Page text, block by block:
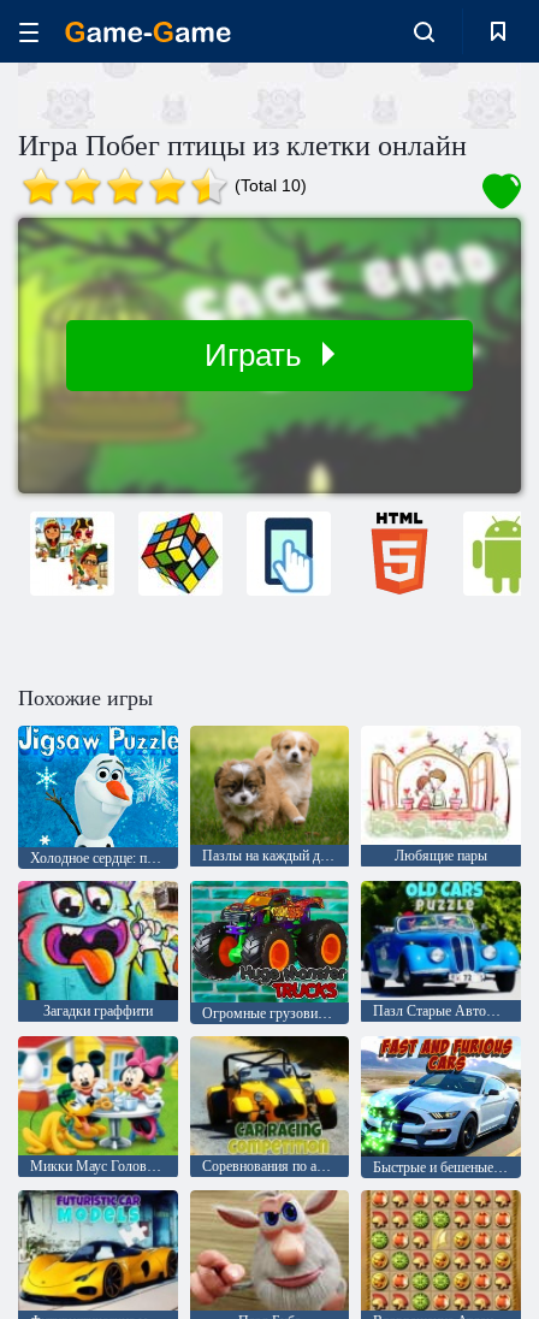
Игра Побег птицы из клетки онлайн
(Total 10)
Играть
Похожие игры
Холодное сердце: пазлы Пазлы на каждый день Любящие пары
Загадки граффити Огромные грузовики монстры Пазл Старые Автомобили
Микки Маус Головоломка пазл Соревнования по автогонкам Быстрые и бешеные: Пазл